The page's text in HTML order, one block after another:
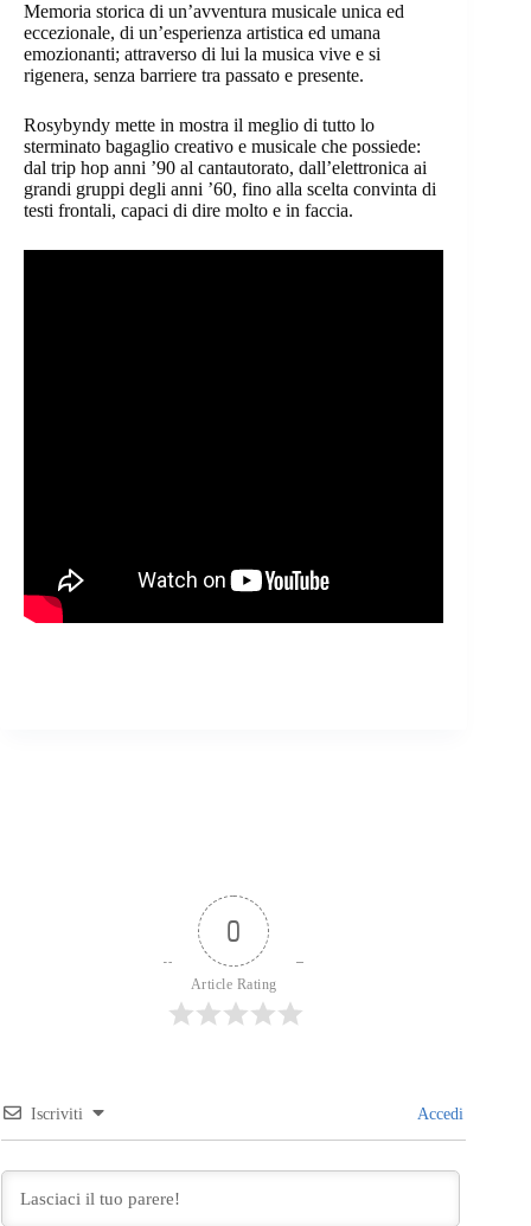
Memoria storica di un’avventura musicale unica ed
eccezionale, di un’esperienza artistica ed umana
emozionanti; attraverso di lui la musica vive e si
rigenera, senza barriere tra passato e presente.
Rosybyndy mette in mostra il meglio di tutto lo
sterminato bagaglio creativo e musicale che possiede:
dal trip hop anni ’90 al cantautorato, dall’elettronica ai
grandi gruppi degli anni ’60, fino alla scelta convinta di
testi frontali, capaci di dire molto e in faccia.
0
Article Rating
Iscriviti Accedi